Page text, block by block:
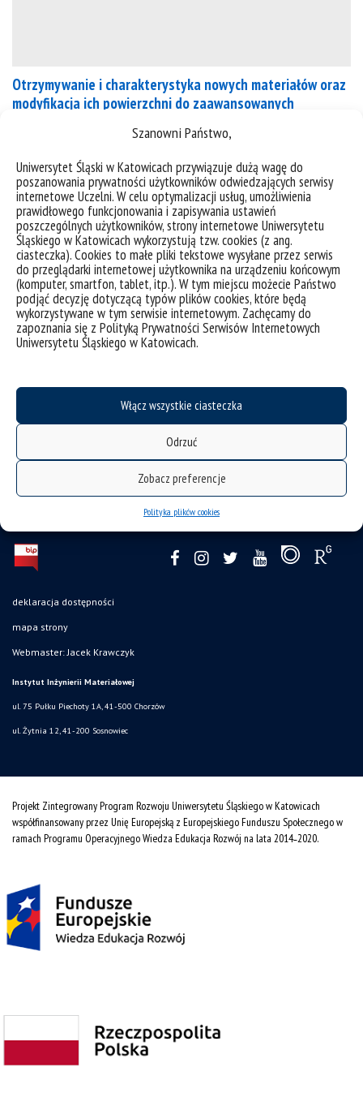
Szanowni Państwo,
Uniwersytet Śląski w Katowicach przywiązuje dużą wagę do
poszanowania prywatności użytkowników odwiedzających serwisy
internetowe Uczelni. W celu optymalizacji usług, umożliwienia
prawidłowego funkcjonowania i zapisywania ustawień
poszczególnych użytkowników, strony internetowe Uniwersytetu
Śląskiego w Katowicach wykorzystują tzw. cookies (z ang.
ciasteczka). Cookies to małe pliki tekstowe wysyłane przez serwis
do przeglądarki internetowej użytkownika na urządzeniu końcowym
(komputer, smartfon, tablet, itp.). W tym miejscu możecie Państwo
podjąć decyzję dotyczącą typów plików cookies, które będą
wykorzystywane w tym serwisie internetowym. Zachęcamy do
zapoznania się z Polityką Prywatności Serwisów Internetowych
Uniwersytetu Śląskiego w Katowicach.
Włącz wszystkie ciasteczka
Odrzuć
Zobacz preferencje
Polityka plików cookies
Otrzymywanie i charakterystyka nowych materiałów oraz
modyfikacja ich powierzchni do zaawansowanych
Opis tematuSkład zespołuOpis tematu Lider: dr
hab. Grzegorz Dercz, prof. UŚ Głównym celem
proponowanego projektu jest wytworzenie
innowacyjnych materiałów z przeznaczeniem do
zaawansowanych zastosowań inżynierskich w tym
biomedycznych. Ponadto, zostanie określony wpływ
zastosowanych pierwiastków stopowych na skład
fazowy, mikrostrukturę, porowatość, wybrane
właściwości mechaniczne oraz odporność korozyjną
otrzymanych materiałów, w szczególności stopów
metalurgia proszków modyfikacja powierzchni
stopy tytanu
deklaracja dostępności
mapa strony
Webmaster: Jacek Krawczyk
Instytut Inżynierii Materiałowej
ul. 75 Pułku Piechoty 1A, 41-500 Chorzów
ul. Żytnia 12, 41-200 Sosnowiec
Projekt Zintegrowany Program Rozwoju Uniwersytetu Śląskiego w Katowicach
współfinansowany przez Unię Europejską z Europejskiego Funduszu Społecznego w
ramach Programu Operacyjnego Wiedza Edukacja Rozwój na lata 2014˗2020.